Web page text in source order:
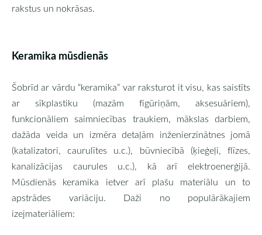
rakstus un nokrāsas.
Keramika mūsdienās
Šobrīd ar vārdu “keramika” var raksturot it visu, kas saistīts
ar sīkplastiku (mazām figūriņām, aksesuāriem),
funkcionāliem saimniecības traukiem, mākslas darbiem,
dažāda veida un izmēra detaļām inženierzinātnes jomā
(katalizatori, caurulītes u.c.), būvniecībā (ķieģeļi, flīzes,
kanalizācijas caurules u.c.), kā arī elektroenerģijā.
Mūsdienās keramika ietver arī plašu materiālu un to
apstrādes variāciju. Daži no populārākajiem
izejmateriāliem: